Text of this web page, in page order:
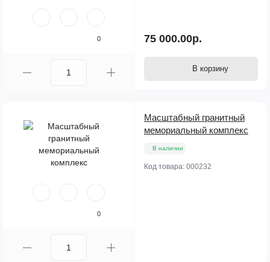
0 75 000.00р.
В корзину
0
Масштабный гранитный
мемориальный комплекс
В наличии
Код товара: 000232